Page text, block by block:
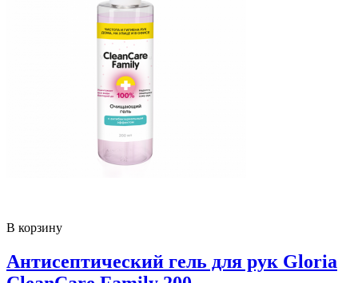
В корзину
Антисептический гель для рук Gloria